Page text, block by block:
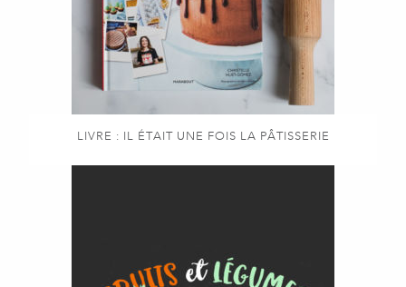
LIVRE : IL ÉTAIT UNE FOIS LA PÂTISSERIE